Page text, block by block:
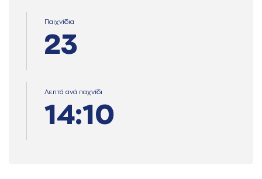
Παιχνίδια
23
Λεπτά ανά παχνίδι
14:10